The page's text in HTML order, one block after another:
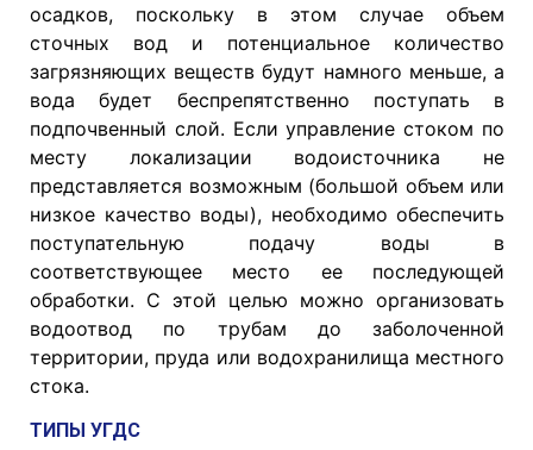
осадков, поскольку в этом случае объем
сточных вод и потенциальное количество
загрязняющих веществ будут намного меньше, а
вода будет беспрепятственно поступать в
подпочвенный слой. Если управление стоком по
месту локализации водоисточника не
представляется возможным (большой объем или
низкое качество воды), необходимо обеспечить
поступательную подачу воды в
соответствующее место ее последующей
обработки. С этой целью можно организовать
водоотвод по трубам до заболоченной
территории, пруда или водохранилища местного
стока.
ТИПЫ УГДС